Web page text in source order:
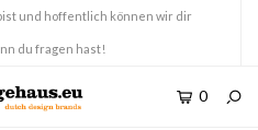
und hoffentlich können wir dir
du fragen hast!
0